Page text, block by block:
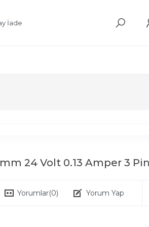
İade
24 Volt 0.13 Amper 3
Yorumlar(0) Yorum Yap